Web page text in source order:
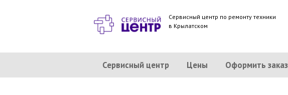
Сервисный центр по ремонту техники
в Крылатском
Сервисный центр Цены Оформить заказ